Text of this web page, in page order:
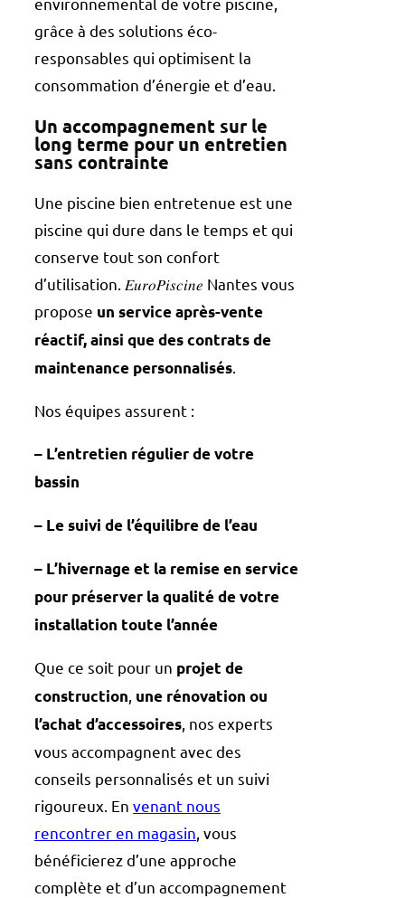
grâce à des solutions éco-
responsables qui optimisent la
consommation d’énergie et d’eau.
Un accompagnement sur le
long terme pour un entretien
sans contrainte
Une piscine bien entretenue est une
piscine qui dure dans le temps et qui
conserve tout son confort
d’utilisation. 𝐸𝑢𝑟𝑜𝑃𝑖𝑠𝑐𝑖𝑛𝑒 Nantes vous
propose un service après-vente
réactif, ainsi que des contrats de
maintenance personnalisés
Nos équipes assurent :
– L’entretien régulier de votre
bassin
– Le suivi de l’équilibre de l’eau
– L’hivernage et la remise en service
pour préserver la qualité de votre
installation toute l’année
Que ce soit pour un projet de
construction une rénovation ou
l’achat d’accessoires , nos experts
vous accompagnent avec des
conseils personnalisés et un suivi
rigoureux. En venant nous
rencontrer en magasin , vous
bénéficierez d’une approche
complète et d’un accompagnement